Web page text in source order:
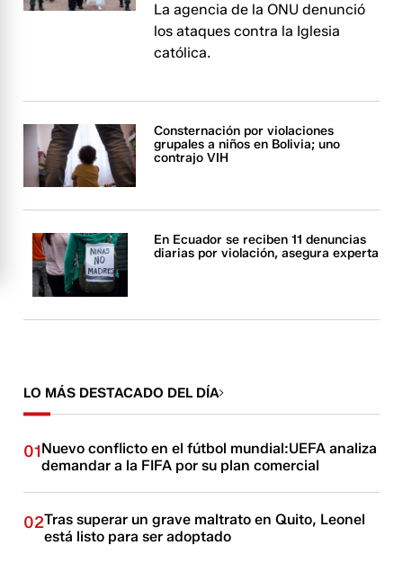
La agencia de la ONU denunció
los ataques contra la Iglesia
católica.
Consternación por violaciones
grupales a niños en Bolivia; uno
contrajo VIH
En Ecuador se reciben 11 denuncias
diarias por violación, asegura experta
LO MÁS DESTACADO DEL DÍA
01Nuevo conflicto en el fútbol mundial:UEFA analiza
demandar a la FIFA por su plan comercial
02Tras superar un grave maltrato en Quito, Leonel
está listo para ser adoptado